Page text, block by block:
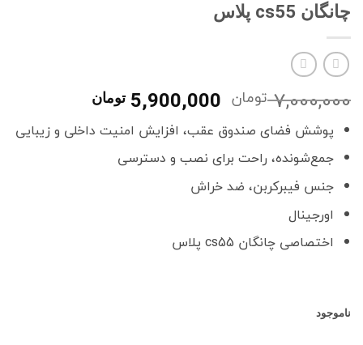
چانگان cs55 پلاس
7,000,000 تومان قیمت
7,000,000 تومان
بود.
5,900,000 تومان
پوشش فضای صندوق عقب، افزایش امنیت داخلی و زیبایی
جمع‌شونده، راحت برای نصب و دسترسی
جنس فیبرکربن، ضد خراش
اورجینال
اختصاصی چانگان cs55 پلاس
ناموجود